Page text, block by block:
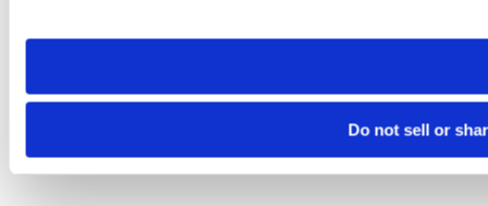
need to be set again.
Do not sell or